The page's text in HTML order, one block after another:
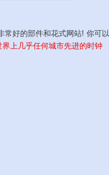
常好的部件和花式网站! 你可
界上几乎任何城市先进的时钟